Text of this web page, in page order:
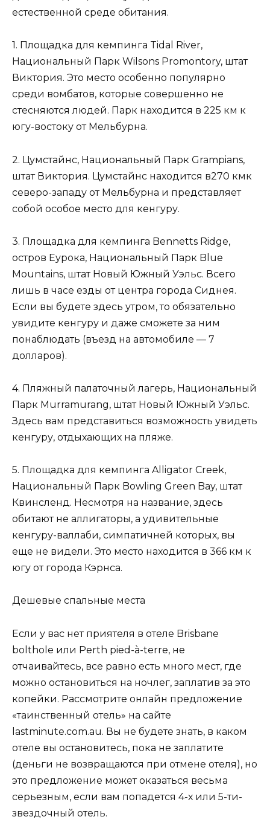
естественной среде обитания.
1. Площадка для кемпинга Tidal River,
Национальный Парк Wilsons Promontory, штат
Виктория. Это место особенно популярно
среди вомбатов, которые совершенно не
стесняются людей. Парк находится в 225 км к
югу-востоку от Мельбурна.
2. Цумстайнс, Национальный Парк Grampians,
штат Виктория. Цумстайнс находится в270 кмк
северо-западу от Мельбурна и представляет
собой особое место для кенгуру.
3. Площадка для кемпинга Bennetts Ridge,
остров Еурока, Национальный Парк Blue
Mountains, штат Новый Южный Уэльс. Всего
лишь в часе езды от центра города Сиднея.
Если вы будете здесь утром, то обязательно
увидите кенгуру и даже сможете за ним
понаблюдать (въезд на автомобиле — 7
долларов).
4. Пляжный палаточный лагерь, Национальный
Парк Murramurang, штат Новый Южный Уэльс.
Здесь вам представиться возможность увидеть
кенгуру, отдыхающих на пляже.
5. Площадка для кемпинга Alligator Creek,
Национальный Парк Bowling Green Bay, штат
Квинсленд. Несмотря на название, здесь
обитают не аллигаторы, а удивительные
кенгуру-валлаби, симпатичней которых, вы
еще не видели. Это место находится в 366 км к
югу от города Кэрнса.
Дешевые спальные места
Если у вас нет приятеля в отеле Brisbane
bolthole или Perth pied-à-terre, не
отчаивайтесь, все равно есть много мест, где
можно остановиться на ночлег, заплатив за это
копейки. Рассмотрите онлайн предложение
«таинственный отель» на сайте
lastminute.com.au. Вы не будете знать, в каком
отеле вы остановитесь, пока не заплатите
(деньги не возвращаются при отмене отеля), но
это предложение может оказаться весьма
серьезным, если вам попадется 4-х или 5-ти-
звездочный отель.